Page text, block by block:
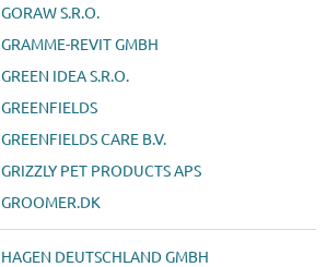
GORAW S.R.O.
GRAMME-REVIT GMBH
GREEN IDEA S.R.O.
GREENFIELDS
GREENFIELDS CARE B.V.
GRIZZLY PET PRODUCTS APS
GROOMER.DK
HAGEN DEUTSCHLAND GMBH